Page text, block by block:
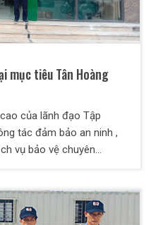
mục tiêu Tân Hoàng
của lãnh đạo Tập
tác đảm bảo an ninh ,
vụ bảo vệ chuyên